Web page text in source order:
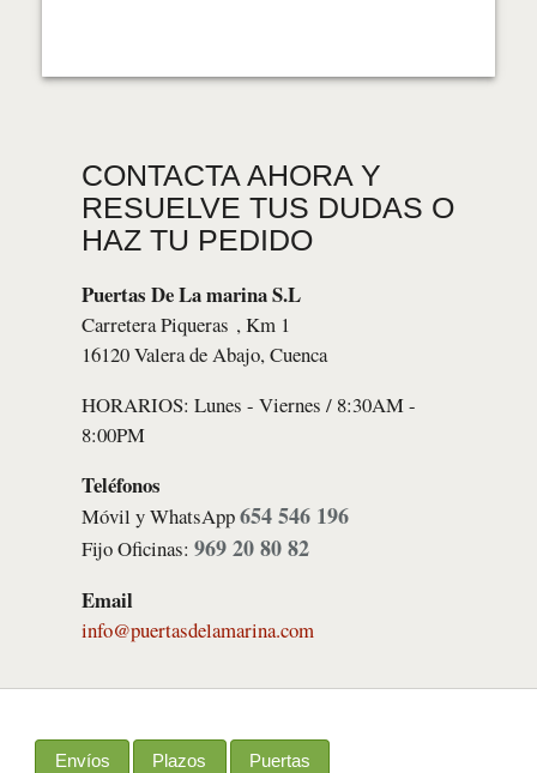
CONTACTA AHORA Y
RESUELVE TUS DUDAS O
HAZ TU PEDIDO
Puertas De La marina S.L
Carretera Piqueras , Km 1
16120 Valera de Abajo, Cuenca
HORARIOS: Lunes - Viernes / 8:30AM -
8:00PM
Teléfonos
Móvil y WhatsApp654 546 196
Fijo Oficinas:969 20 80 82
Email
info@puertasdelamarina.com
Envíos Plazos Puertas